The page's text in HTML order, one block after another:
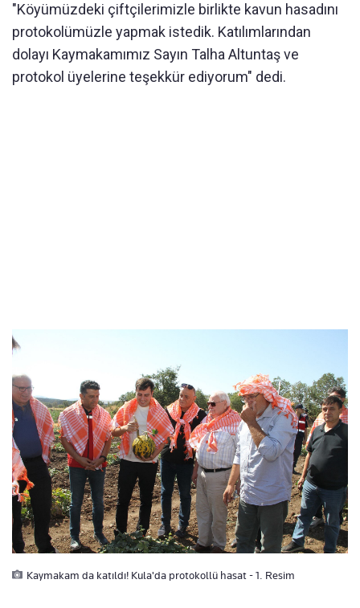
"Köyümüzdeki çiftçilerimizle birlikte kavun hasadını
protokolümüzle yapmak istedik. Katılımlarından
dolayı Kaymakamımız Sayın Talha Altuntaş ve
protokol üyelerine teşekkür ediyorum" dedi.
Kaymakam da katıldı! Kula'da protokollü hasat - 1. Resim